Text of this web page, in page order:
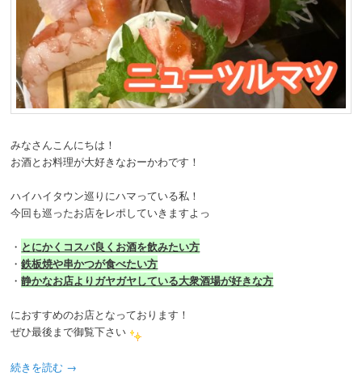
みなさんこんにちは！
お酒とお料理が大好きなおーかわです！
ハイハイタウン巡りにハマっている私！
今回も巡ったお店をレポしていきますよっ
・ とにかくコスパ良くお酒を飲みたい方
・鉄板焼や串かつが食べたい方
・静かなお店よりガヤガヤしている大衆酒場が好きな方
におすすめのお店となっております！
ぜひ最後まで御覧下さい
続きを読む →